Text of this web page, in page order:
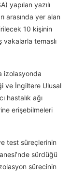
yapılan yazılı
arasında yer alan
10 kişinin
temaslı
izolasyonda
ve İngiltere Ulusal
hastalık ağı
erişebilmeleri
test süreçlerinin
sürdüğü
sürecinin